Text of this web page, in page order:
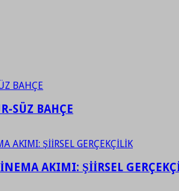
SÜZ BAHÇE
AKIMI: ŞİİRSEL